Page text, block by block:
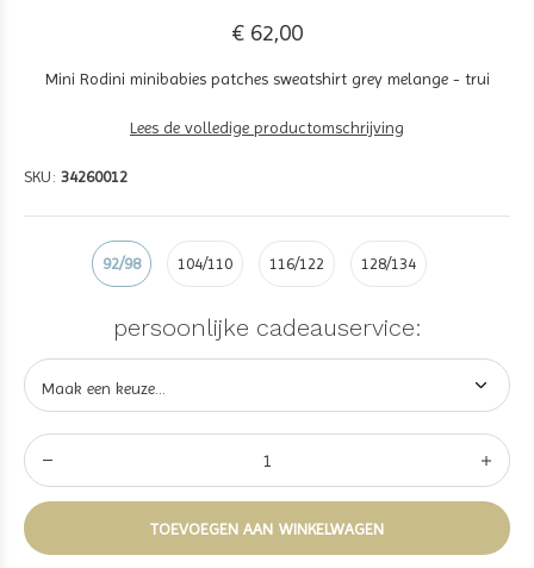
€ 62,00
Mini Rodini minibabies patches sweatshirt grey melange - trui
Lees de volledige productomschrijving
SKU: 34260012
92/98 104/110 116/122 128/134
persoonlijke cadeauservice:
TOEVOEGEN AAN WINKELWAGEN